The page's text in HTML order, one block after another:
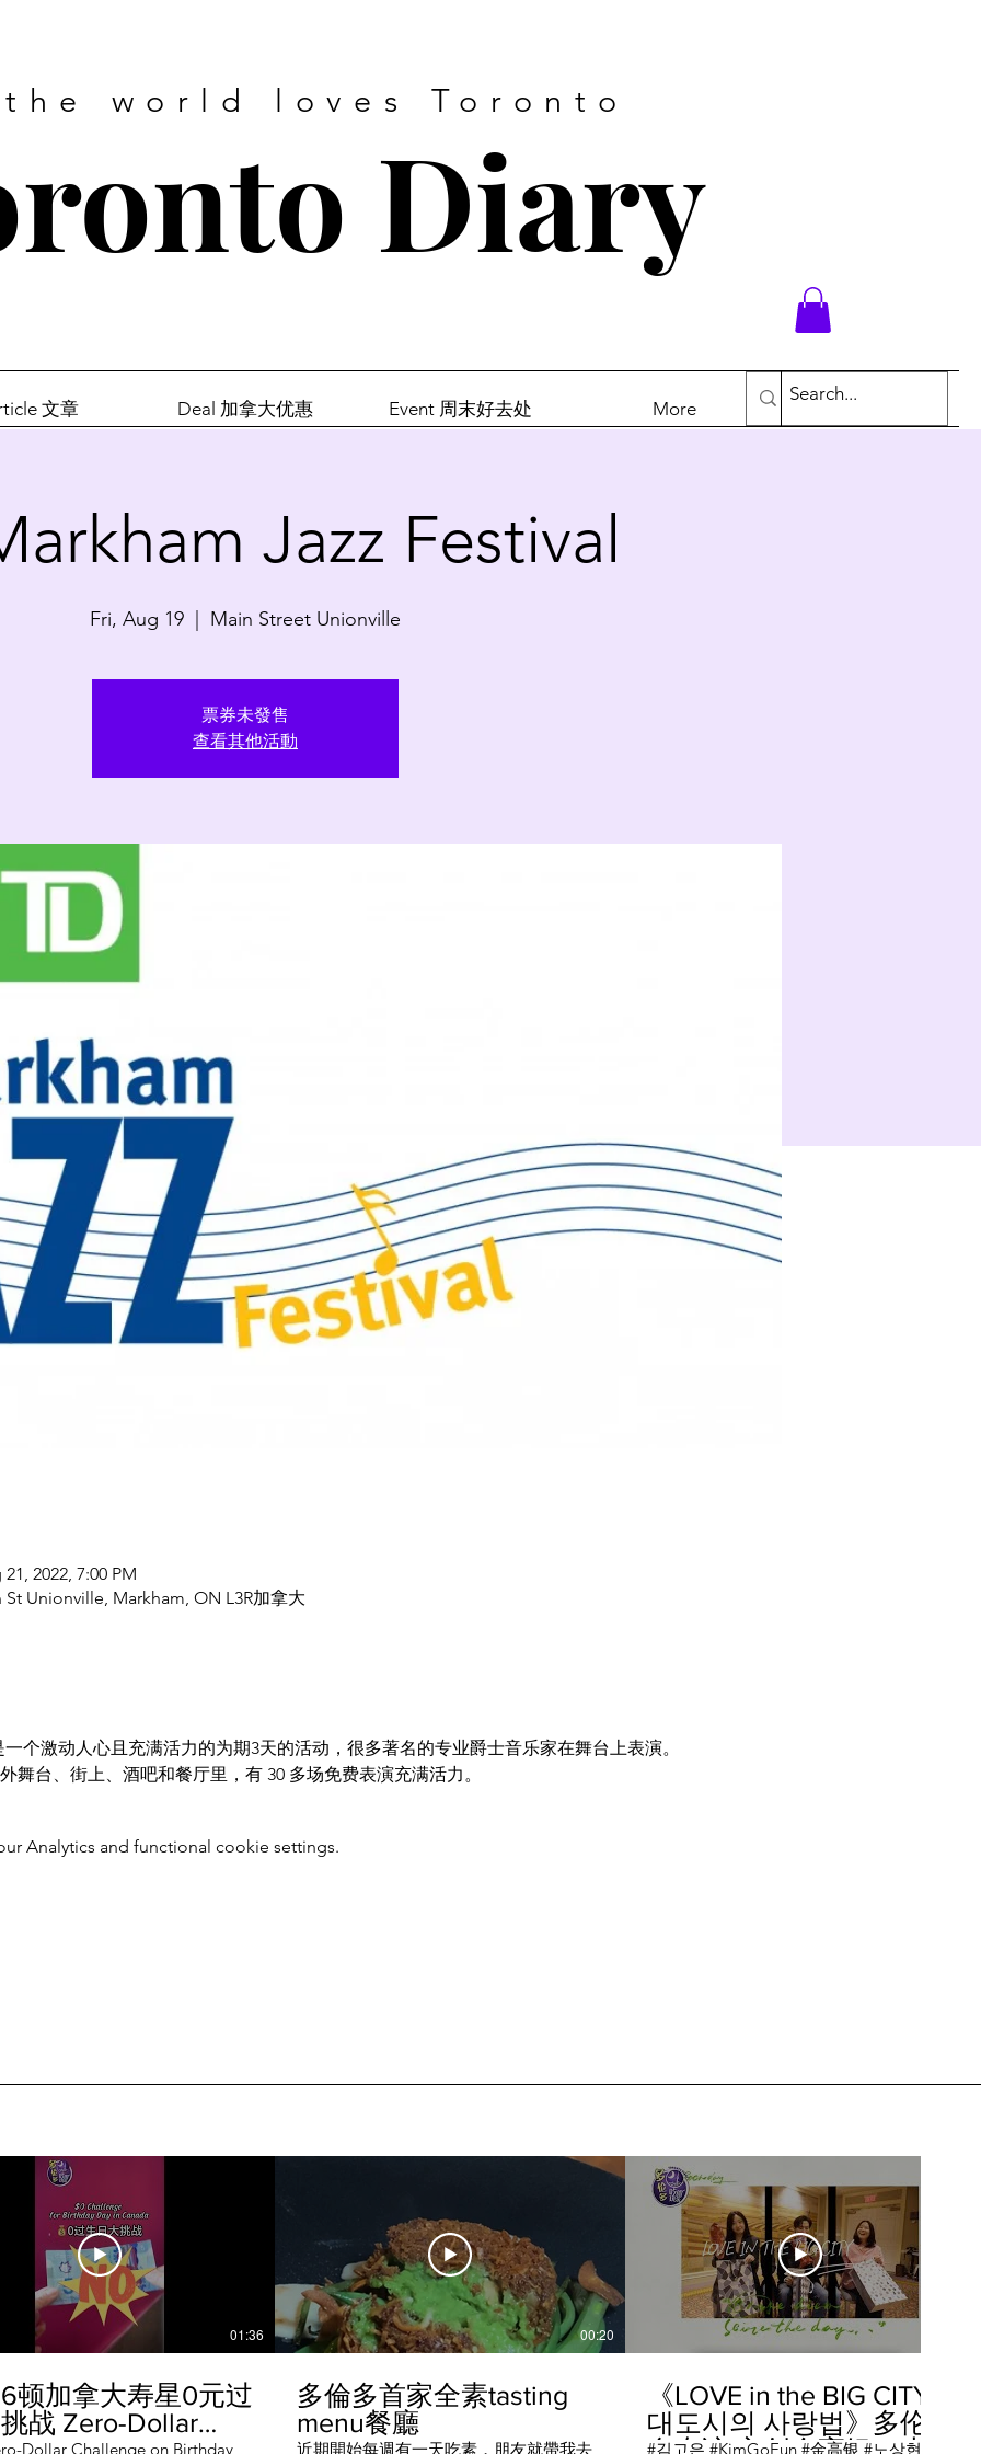
world loves Toronto
Diary
文章 Deal 加拿大优惠 Event 周末好去处 More
Jazz Festival
Fri, Aug 19 Main Street Unionville
票券未發售
查看其他活動
2022, 7:00 PM
Unionville, Markham, ON L3R加拿大
个激动人心且充满活力的为期3天的活动，很多著名的专业爵士音乐家在舞台上表演。
舞台、街上、酒吧和餐厅里，有 30 多场免费表演充满活力。
Analytics and functional cookie settings.
01:36
顿加拿大寿星0元过
战 Zero-Dollar
Dollar Challenge on Birthday
00:20
多倫多首家全素tasting
menu餐廳
近期開始每週有一天吃素，朋友就帶我去
《LOVE in the BIG CITY
대도시의 사랑법》多伦
#김고은 #KimGoEun #金高银 #노상현 #卢